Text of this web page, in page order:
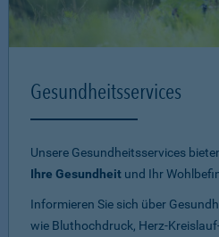
Gesundheitsservices
Unsere Gesundheitsservices
Ihre Gesundheit und Ihr
Informieren Sie sich über
wie Bluthochdruck, Herz-